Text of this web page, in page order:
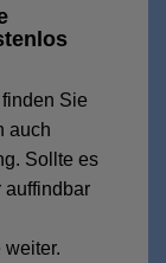
Sie
auch
Sollte es
auffindbar